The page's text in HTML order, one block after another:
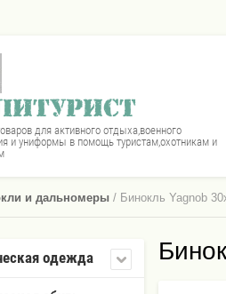
для активного отдыха,военного
и униформы в помощь туристам,охотникам и
и дальномеры / Бинокль Yagnob
одежда